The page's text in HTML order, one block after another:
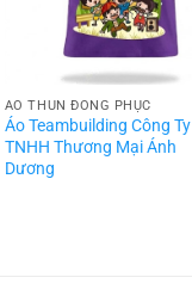
ÁO THUN ĐỒNG PHỤC
Áo Teambuilding Công Ty
TNHH Thương Mại Ánh
Dương